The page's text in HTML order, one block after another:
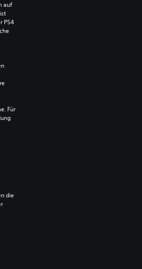
auf
PS4
Für
die